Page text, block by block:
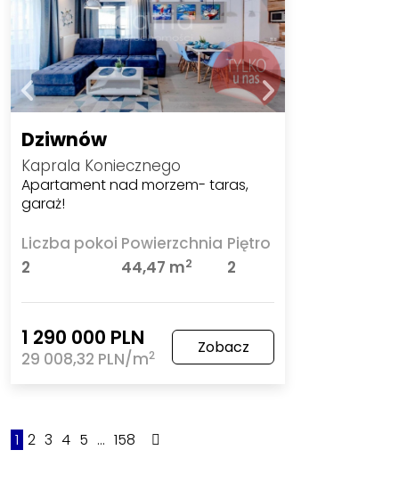
Dziwnów
Kaprala Koniecznego
Apartament nad morzem- taras,
garaż!
Liczba pokoi
2
Powierzchnia
44,47 m2
Piętro
2
1 290 000 PLN
29 008,32 PLN/m2 Zobacz
1 2 3 4 5 ... 158